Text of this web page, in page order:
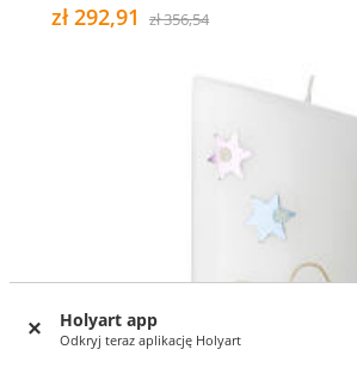
Holyart app
Odkryj teraz aplikację Holyart
zł 292,91 zł 356,54